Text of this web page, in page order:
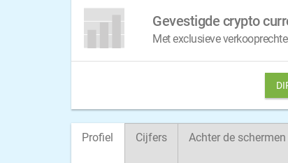
Gevestigde crypto
Met exclusieve
Profiel Cijfers Achter de schermen